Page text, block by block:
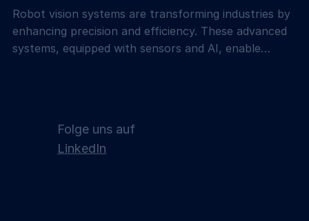
Robot vision systems are transforming industries by
enhancing precision and efficiency. These advanced
systems, equipped with sensors and AI, enable
Folge uns auf
LinkedIn